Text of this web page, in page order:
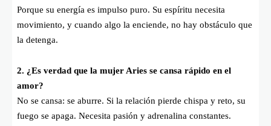
Porque su energía es impulso puro. Su espíritu necesita
movimiento, y cuando algo la enciende, no hay obstáculo que
la detenga.
2. ¿Es verdad que la mujer Aries se cansa rápido en el
amor?
No se cansa: se aburre. Si la relación pierde chispa y reto, su
fuego se apaga. Necesita pasión y adrenalina constantes.